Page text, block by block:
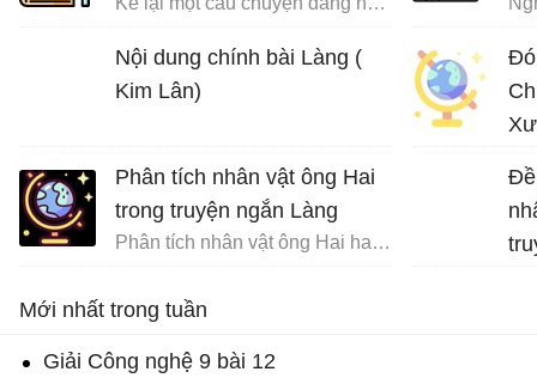
Nội dung chính bài Làng (
Kim Lân)
Phân tích nhân vật ông Hai
trong truyện ngắn Làng
Phân tích nhân vật ông Hai hay nhất
Đề
Mới nhất trong tuần
Giải Công nghệ 9 bài 12